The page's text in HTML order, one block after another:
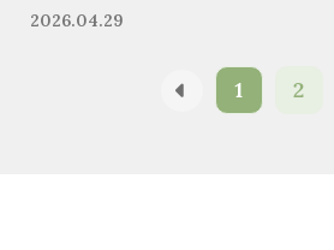
2026.04.29
1 2